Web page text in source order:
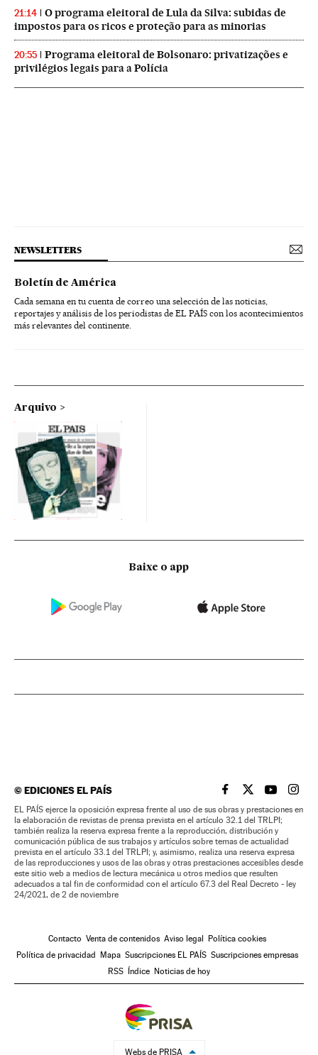
21:14
O programa eleitoral de Lula da Silva: subidas de
impostos para os ricos e proteção para as minorias
20:55
Programa eleitoral de Bolsonaro: privatizações e
privilégios legais para a Polícia
NEWSLETTERS
Boletín de América
Cada semana en tu cuenta de correo una selección de las noticias,
reportajes y análisis de los periodistas de EL PAÍS con los acontecimientos
más relevantes del continente.
Arquivo
Baixe o app
©EDICIONES EL PAÍS EL PAÍS BRASIL EN
EL PAÍSEL PAÍS
EL
EL PAÍS ejerce la oposición expresa frente al uso de sus obras y prestaciones en
la elaboración de revistas de prensa prevista en el artículo 32.1 del TRLPI;
también realiza la reserva expresa frente a la reproducción, distribución y
comunicación pública de sus trabajos y artículos sobre temas de actualidad
prevista en el artículo 33.1 del TRLPI; y, asimismo, realiza una reserva expresa
de las reproducciones y usos de las obras y otras prestaciones accesibles desde
este sitio web a medios de lectura mecánica u otros medios que resulten
adecuados a tal fin de conformidad con el artículo 67.3 del Real Decreto - ley
24/2021, de 2 de noviembre
Contacto Venta de contenidos Aviso legal Política cookies
Política de privacidad Mapa Suscripciones EL PAÍS Suscripciones empresas
RSS Índice Noticias de hoy
Webs de PRISA